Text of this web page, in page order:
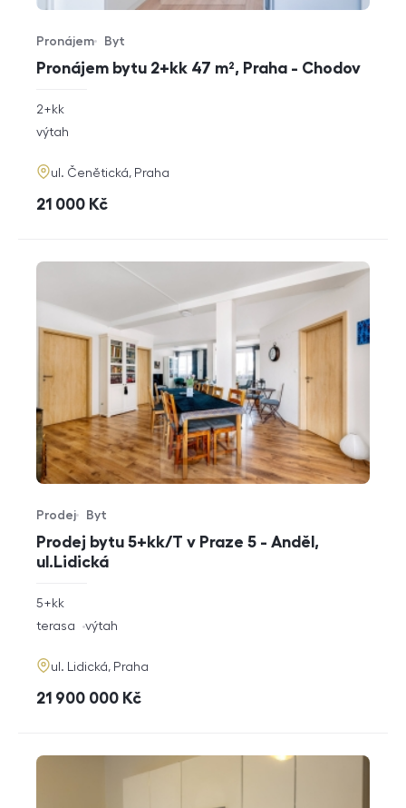
Pronájem bytu 2+kk 47 m², Praha - Chodov
Typ nabídky
Pronájem
Typ nemovitosti
Byt
rozměry
dispozice
2+kk
funkce
výtah
adresa
ul. Čenětická, Praha
cena
21 000 Kč
Prodej bytu 5+kk/T v Praze 5 - Anděl,
ul.Lidická
Typ nabídky
Prodej
Typ nemovitosti
Byt
rozměry
5+kk
funkce
terasa výtah
adresa
ul. Lidická, Praha
cena
21 900 000 Kč